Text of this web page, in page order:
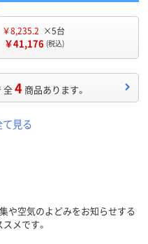
￥8,235.2 ×5台
￥41,176 (税込)
全4 商品あります。
見る
や空気のよどみをお知らせする
メです。